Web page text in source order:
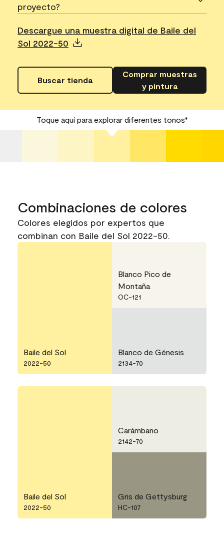
proyecto?
Descargue una muestra digital de Baile del
Sol 2022-50
Buscar tienda
Comprar muestras
y pintura
Toque aquí para explorar diferentes tonos*
Combinaciones de colores
Colores elegidos por expertos que
combinan con Baile del Sol 2022-50.
Baile del Sol
2022-50
Blanco Pico de
Montaña
OC-121
Blanco de Génesis
2134-70
Baile del Sol
2022-50
Carámbano
2142-70
Gris de Gettysburg
HC-107